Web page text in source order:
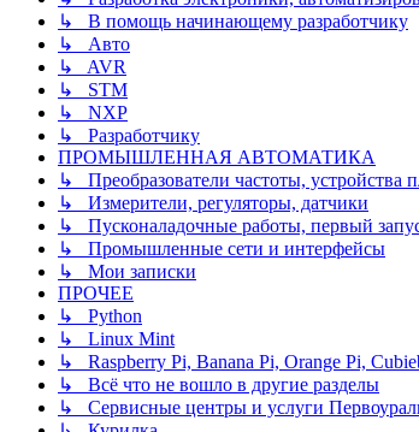
↳ В помощь начинающему разработчику
↳ Авто
↳ AVR
↳ STM
↳ NXP
↳ Разработчику
ПРОМЫШЛЕННАЯ АВТОМАТИКА
↳ Преобразователи частоты, устройства
↳ Измерители, регуляторы, датчики
↳ Пусконаладочные работы, первый
↳ Промышленные сети и интерфейсы
↳ Мои записки
ПРОЧЕЕ
↳ Python
↳ Linux Mint
↳ Raspberry Pi, Banana Pi, Orange Pi,
↳ Всё что не вошло в другие разделы
↳ Сервисные центры и услуги